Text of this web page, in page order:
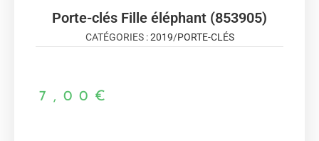
Porte-clés Fille éléphant (853905)
CATÉGORIES :2019/PORTE-CLÉS
7,00 €